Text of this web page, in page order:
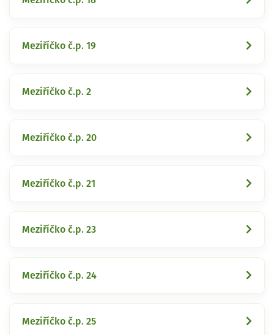
Meziříčko č.p. 19
Meziříčko č.p. 2
Meziříčko č.p. 20
Meziříčko č.p. 21
Meziříčko č.p. 23
Meziříčko č.p. 24
Meziříčko č.p. 25